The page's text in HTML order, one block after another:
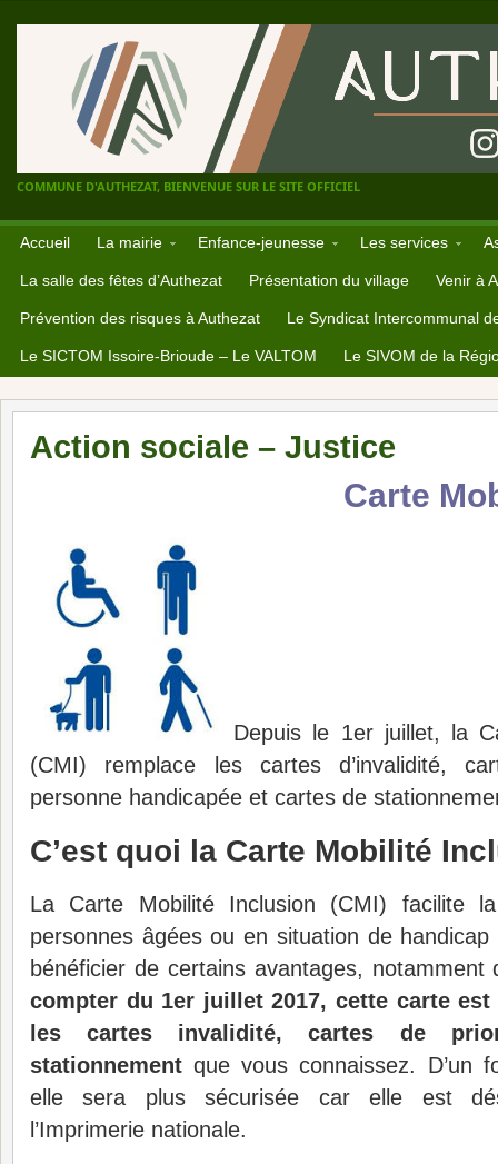
COMMUNE D'AUTHEZAT, BIENVENUE SUR LE SITE OFFICIEL
Accueil La mairie Enfance-jeunesse Les services
La salle des fêtes d’Authezat Présentation du village Venir à
Prévention des risques à Authezat Le Syndicat Intercommunal
Le SICTOM Issoire-Brioude – Le VALTOM Le SIVOM de la
Action sociale – Justice
Carte
Depuis le 1er juillet, la
(CMI) remplace les cartes d’invalidité,
personne handicapée et cartes de
C’est quoi la Carte Mobilité
La Carte Mobilité Inclusion (CMI) facilite
personnes âgées ou en situation de
bénéficier de certains avantages, notamment
compter du 1er juillet 2017, cette carte est
les cartes invalidité, cartes de
stationnement que vous connaissez. D’un
elle sera plus sécurisée car elle est
l’Imprimerie nationale.